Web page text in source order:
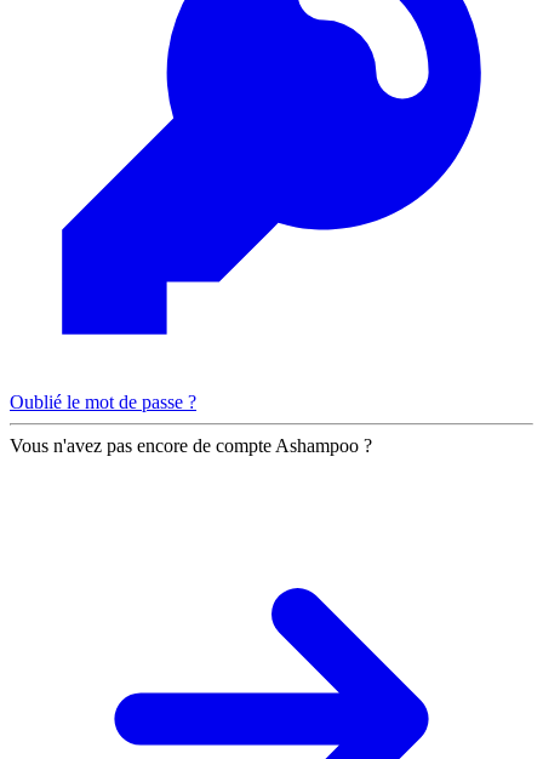
Oublié le mot de passe ?
Vous n'avez pas encore de compte Ashampoo ?